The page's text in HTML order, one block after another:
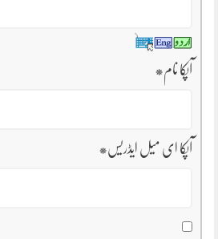
آپکا نام*
آپکا ای میل ایڈریس*